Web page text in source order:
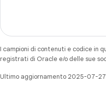
I campioni di contenuti e codice in
registrati di Oracle e/o delle sue
Ultimo aggiornamento 2025-07-27